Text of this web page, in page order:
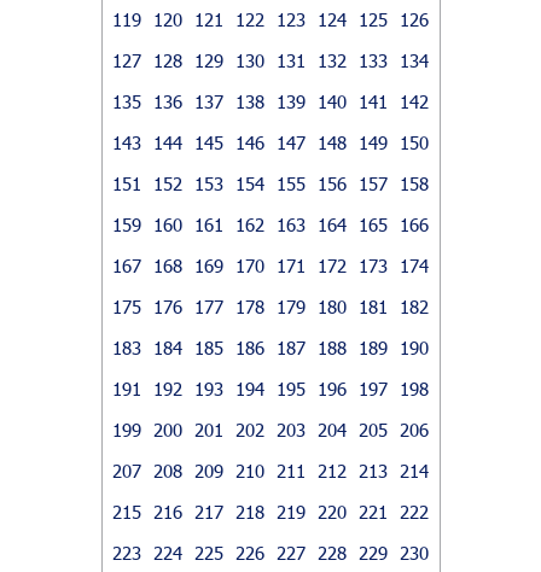
119
120 121 122 123 124 125
126
127
128 129 130 131 132 133
134
135
136 137 138 139 140 141
142
143
144 145 146 147 148 149
150
151
152 153 154 155 156 157
158
159
160 161 162 163 164 165
166
167
168 169 170 171 172 173
174
175
176 177 178 179 180 181
182
183
184 185 186 187 188 189
190
191
192 193 194 195 196 197
198
199
200 201 202 203 204 205
206
207
208 209 210 211 212 213
214
215
216 217 218 219 220 221
222
223
224 225 226 227 228 229
230